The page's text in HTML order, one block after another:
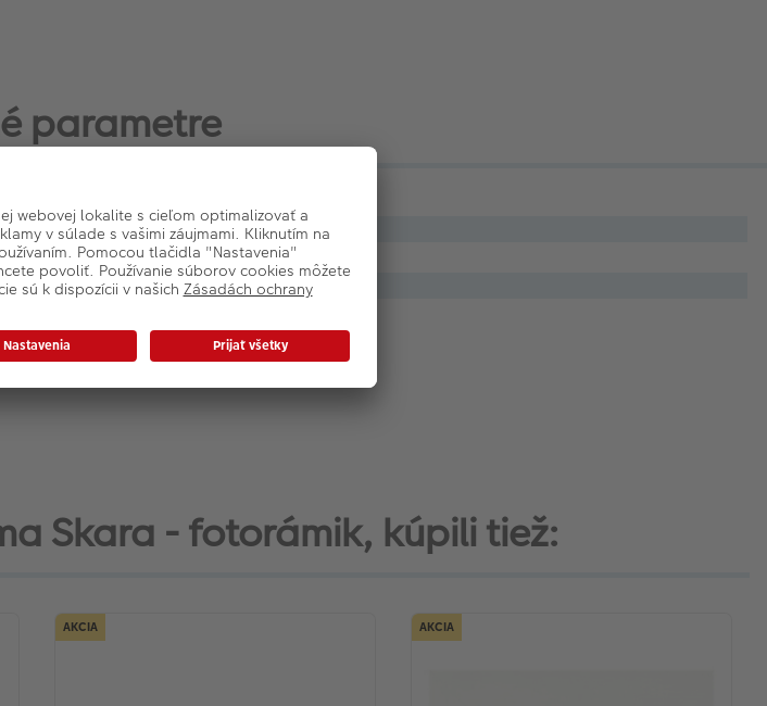
parametre
Stojan: Áno
Veľkosť fotografie: 10x15
Hmotnosť (kg): 0.15
Skara - fotorámik, kúpili tiež:
AKCIA AKCIA